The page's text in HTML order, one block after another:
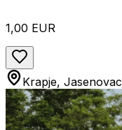
1,00 EUR
Krapje, Jasenovac